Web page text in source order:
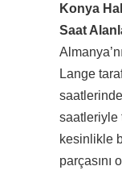
Konya
Saat
Lange
saatleriyle
kesinlikle
parçasını